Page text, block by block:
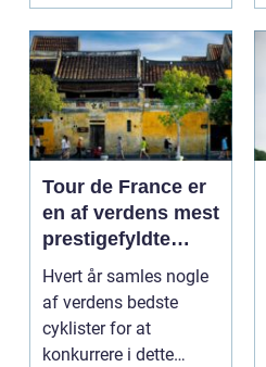
Tour de France er
en af verdens mest
prestigefyldte
cykelløb, der
tiltrækker sports-
og
fritidsentusiaster
Hvert år samles nogle
af verdens bedste
cyklister for at
konkurrere i dette